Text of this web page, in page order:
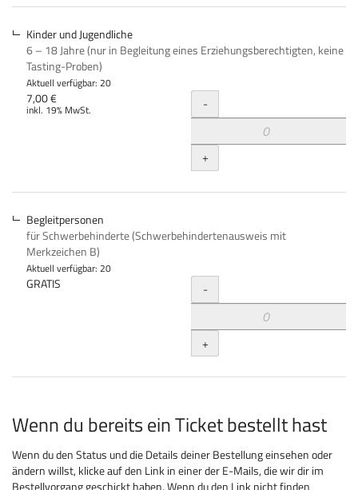
Kinder und Jugendliche
6 – 18 Jahre (nur in Begleitung eines Erziehungsberechtigten, keine
Tasting-Proben)
Aktuell verfügbar: 20
7,00 €
inkl. 19% MwSt. Menge
-
+
Begleitpersonen
für Schwerbehinderte (Schwerbehindertenausweis mit
Merkzeichen B)
Aktuell verfügbar: 20
GRATIS Menge
-
+
Wenn du bereits ein Ticket bestellt hast
Wenn du den Status und die Details deiner Bestellung einsehen oder
ändern willst, klicke auf den Link in einer der E-Mails, die wir dir im